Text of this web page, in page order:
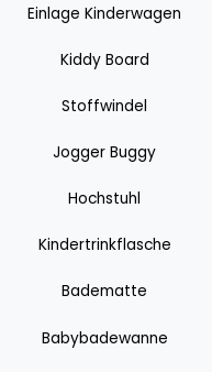
Einlage Kinderwagen
Kiddy Board
Stoffwindel
Jogger Buggy
Hochstuhl
Kindertrinkflasche
Badematte
Babybadewanne